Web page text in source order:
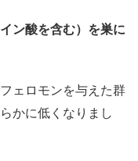
ン酸を含む）を巣に
ェロモンを与えた群
かに低くなりまし